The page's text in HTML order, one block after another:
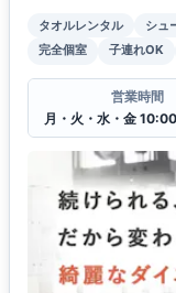
タオルレンタル シュ
完全個室
子連れOK
営業時間
月・火・水・金